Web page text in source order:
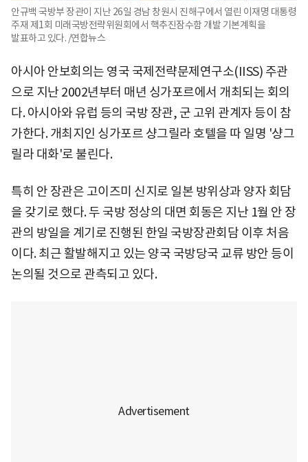
안규백 국방부 장관이 지난 26일 경남 창원시 진해구에서 열린 이재명 대통령
주재 제1회 미래국방전략위원회에서 핵추진잠수함 개발 기본계획을
발표하고 있다. /연합뉴스
아시아 안보회의는 영국 국제전략문제연구소(IISS) 주관
으로 지난 2002년부터 매년 싱가포르에서 개최되는 회의
다. 아시아와 유럽 등의 국방 장관, 군 고위 관계자 등이 참
가한다. 개최지인 싱가포르 샹그릴라 호텔을 따 일명 '샹그
릴라 대화'로 불린다.
특히 안 장관은 고이즈미 신지로 일본 방위상과 양자 회담
을 갖기로 했다. 두 국방 정상의 대면 회동은 지난 1월 안 장
관의 방일을 계기로 진행된 한일 국방장관회담 이후 처음
이다. 최근 활발해지고 있는 양국 국방당국 교류 방안 등이
논의될 것으로 관측되고 있다.